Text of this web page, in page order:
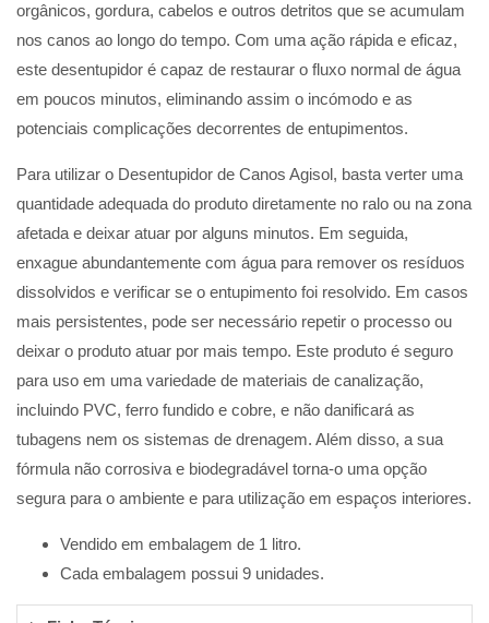
orgânicos, gordura, cabelos e outros detritos que se acumulam
nos canos ao longo do tempo. Com uma ação rápida e eficaz,
este desentupidor é capaz de restaurar o fluxo normal de água
em poucos minutos, eliminando assim o incómodo e as
potenciais complicações decorrentes de entupimentos.
Para utilizar o Desentupidor de Canos Agisol, basta verter uma
quantidade adequada do produto diretamente no ralo ou na zona
afetada e deixar atuar por alguns minutos. Em seguida,
enxague abundantemente com água para remover os resíduos
dissolvidos e verificar se o entupimento foi resolvido. Em casos
mais persistentes, pode ser necessário repetir o processo ou
deixar o produto atuar por mais tempo. Este produto é seguro
para uso em uma variedade de materiais de canalização,
incluindo PVC, ferro fundido e cobre, e não danificará as
tubagens nem os sistemas de drenagem. Além disso, a sua
fórmula não corrosiva e biodegradável torna-o uma opção
segura para o ambiente e para utilização em espaços interiores.
Vendido em embalagem de 1 litro.
Cada embalagem possui 9 unidades.